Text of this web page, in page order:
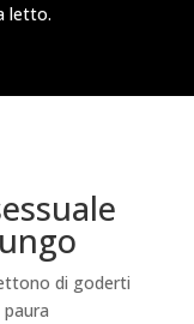
letto.
di goderti